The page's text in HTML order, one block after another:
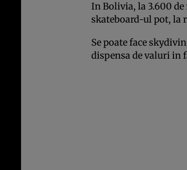
In Bolivia, la 3.600
skateboard-ul pot, la
Se poate face
dispensa de valuri in